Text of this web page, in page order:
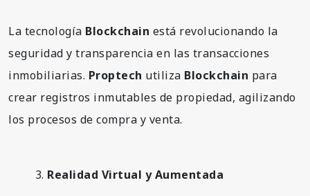
La tecnología Blockchain está revolucionando la
seguridad y transparencia en las transacciones
inmobiliarias. Proptech utiliza Blockchain para
crear registros inmutables de propiedad, agilizando
los procesos de compra y venta.
Realidad Virtual y Aumentada